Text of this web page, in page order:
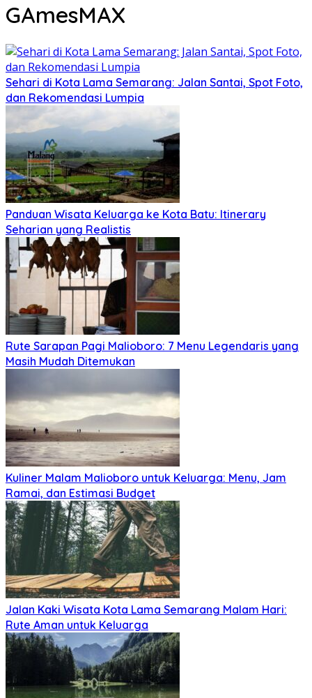
GAmesMAX
Sehari di Kota Lama Semarang: Jalan Santai, Spot Foto,
dan Rekomendasi Lumpia
Panduan Wisata Keluarga ke Kota Batu: Itinerary
Seharian yang Realistis
Rute Sarapan Pagi Malioboro: 7 Menu Legendaris yang
Masih Mudah Ditemukan
Kuliner Malam Malioboro untuk Keluarga: Menu, Jam
Ramai, dan Estimasi Budget
Jalan Kaki Wisata Kota Lama Semarang Malam Hari:
Rute Aman untuk Keluarga